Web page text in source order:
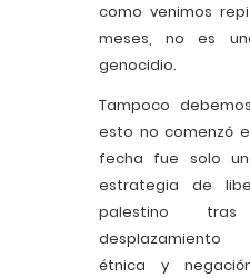
como venimos
meses, no es
genocidio.
Tampoco
esto no comenzó
fecha fue solo
estrategia de
palestino
desplazamiento
étnica y